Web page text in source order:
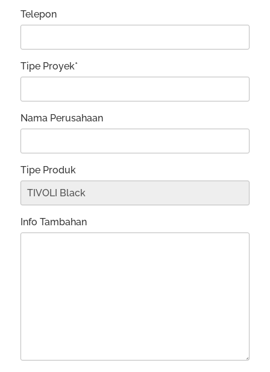
Telepon
Tipe Proyek*
Nama Perusahaan
Tipe Produk
Info Tambahan